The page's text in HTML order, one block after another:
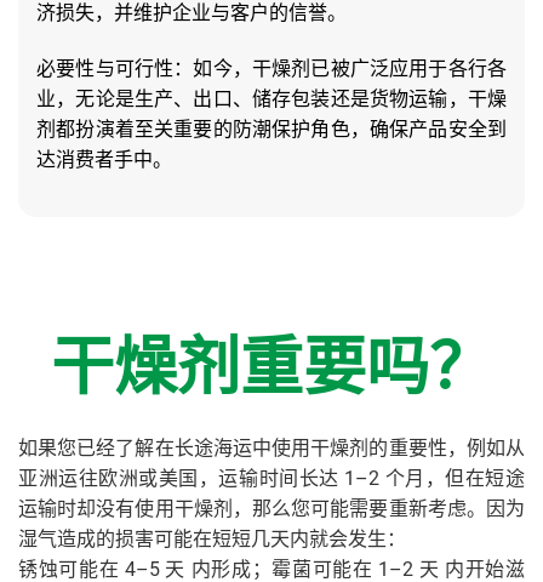
济损失，并维护企业与客户的信誉。
必要性与可行性：如今，干燥剂已被广泛应用于各行各
业，无论是生产、出口、储存包装还是货物运输，干燥
剂都扮演着至关重要的防潮保护角色，确保产品安全到
达消费者手中。
干燥剂重要吗？
如果您已经了解在长途海运中使用干燥剂的重要性，例如从
亚洲运往欧洲或美国，运输时间长达 1–2 个月，但在短途
运输时却没有使用干燥剂，那么您可能需要重新考虑。因为
湿气造成的损害可能在短短几天内就会发生：
锈蚀可能在 4–5 天 内形成；霉菌可能在 1–2 天 内开始滋